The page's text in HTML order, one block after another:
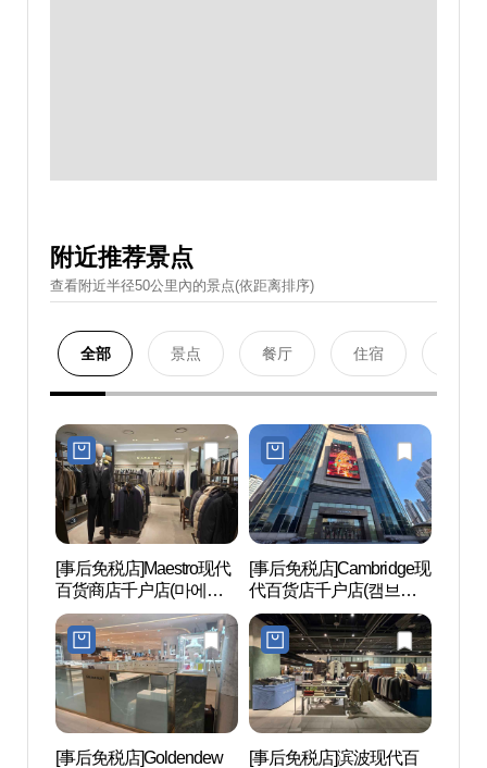
附近推荐景点
查看附近半径50公里內的景点(依距离排序)
全部 景点 餐厅 住宿
[事后免税店]Maestro现代
百货商店千户店(마에스
트로 현대백화점 천호점)
[事后免税店]Cambridge现
代百货店千户店(캠브리
지 현대백화점 천호점)
[事后免税店]Goldendew
[事后免税店]滨波现代百